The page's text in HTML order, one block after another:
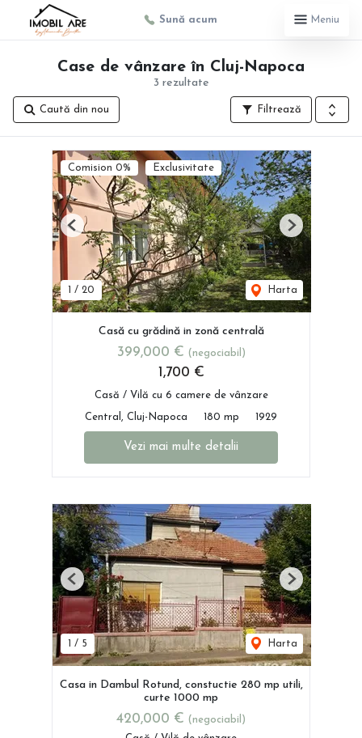
Sună acum Meniu
3 rezultate
Case de vânzare în Cluj-Napoca
Filtrează
Caută din nou
Comision 0% Exclusivitate
1 / 20 Harta
Previous Next
Casă cu grădină in zonă centrală
399,000 € (negociabil)
1,700 €
Casă / Vilă cu 6 camere de vânzare
Central, Cluj-Napoca 180 mp 1929
Vezi mai multe detalii
1 / 5 Harta
Previous Next
Casa in Dambul Rotund, constuctie 280 mp utili,
curte 1000 mp
420,000 € (negociabil)